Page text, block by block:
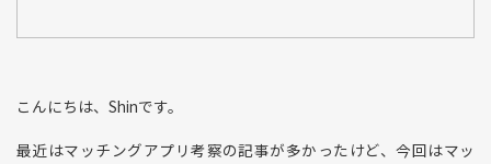
こんにちは、Shinです。
最近はマッチングアプリ考察の記事が多かったけど、今回はマッ